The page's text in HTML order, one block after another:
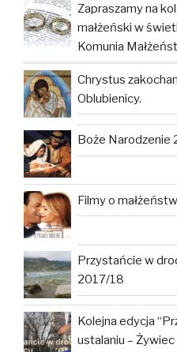
Zapraszamy na
małżeński w
Komunia
Chrystus
Oblubienicy.
Boże Narodzenie
Filmy o
Przystańcie w
2017/18
Kolejna edycja
ustalaniu –